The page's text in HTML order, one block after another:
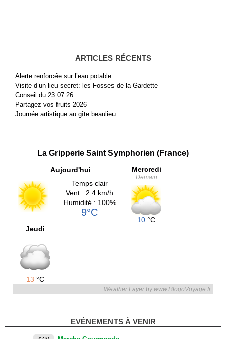
ARTICLES RÉCENTS
Alerte renforcée sur l’eau potable
Visite d’un lieu secret: les Fosses de la Gardette
Conseil du 23.07.26
Partagez vos fruits 2026
Journée artistique au gîte beaulieu
La Gripperie Saint Symphorien (France)
Aujourd'hui
Temps clair
Vent : 2.4 km/h
Humidité : 100%
9°C
Mercredi
Demain
10 °C
Jeudi
13 °C
Weather Layer by www.BlogoVoyage.fr
EVÉNEMENTS À VENIR